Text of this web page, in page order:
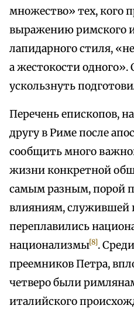
множество» тех, кого
выражению римского
лапидарного стиля,
а жестокости
ускользнуть
Перечень епископов,
другу в Риме после
сообщить много
жизни конкретной
самым разным, порой
влияниям, служившей
переплавились
национализмы[8].
преемников Петра,
четверо были
италийского